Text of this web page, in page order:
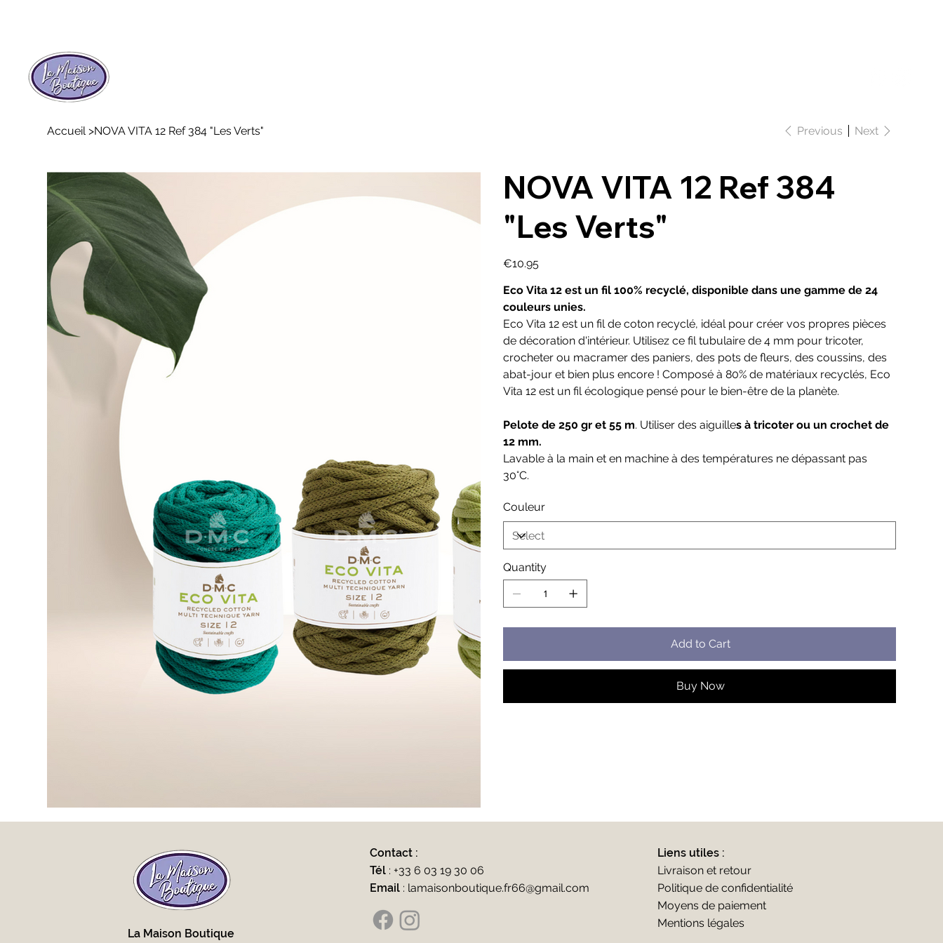
Accueil >NOVA VITA 12 Ref 384 "Les Verts" Previous Next
NOVA VITA 12 Ref 384
"Les Verts"
Price
€10.95
Eco Vita 12 est un fil 100% recyclé, disponible dans une gamme de 24
couleurs unies.
Eco Vita 12 est un fil de coton recyclé, idéal pour créer vos propres pièces
de décoration d'intérieur. Utilisez ce fil tubulaire de 4 mm pour tricoter,
crocheter ou macramer des paniers, des pots de fleurs, des coussins, des
abat-jour et bien plus encore ! Composé à 80% de matériaux recyclés, Eco
Vita 12 est un fil écologique pensé pour le bien-être de la planète.
Pelote de 250 gr et 55 m. Utiliser des aiguilles à tricoter ou un crochet de
12 mm.
Lavable à la main et en machine à des températures ne dépassant pas
30°C.
Couleur
Quantity
Add to Cart
Buy Now
La Maison Boutique
Contact :
Tél: +33 6 03 19 30 06
Email: lamaisonboutique.fr66@gmail.com
Liens utiles :
Livraison et retour
Politique de confidentialité
Moyens de paiement
Mentions légales